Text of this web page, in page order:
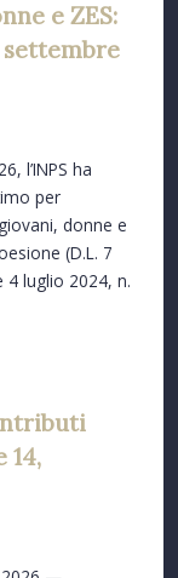
e ZES:
settembre
l’INPS ha
per
donne e
(D.L. 7
4 luglio 2024, n.
14,